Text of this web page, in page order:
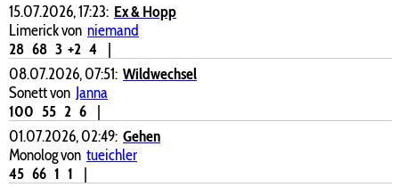
15.07.2026, 17:23: Ex & Hopp
Limerick von niemand
28 68 3 +2 4
|
08.07.2026, 07:51: Wildwechsel
Sonett von Janna
100 55 2 6
|
01.07.2026, 02:49: Gehen
Monolog von tueichler
45 66 1 1
|